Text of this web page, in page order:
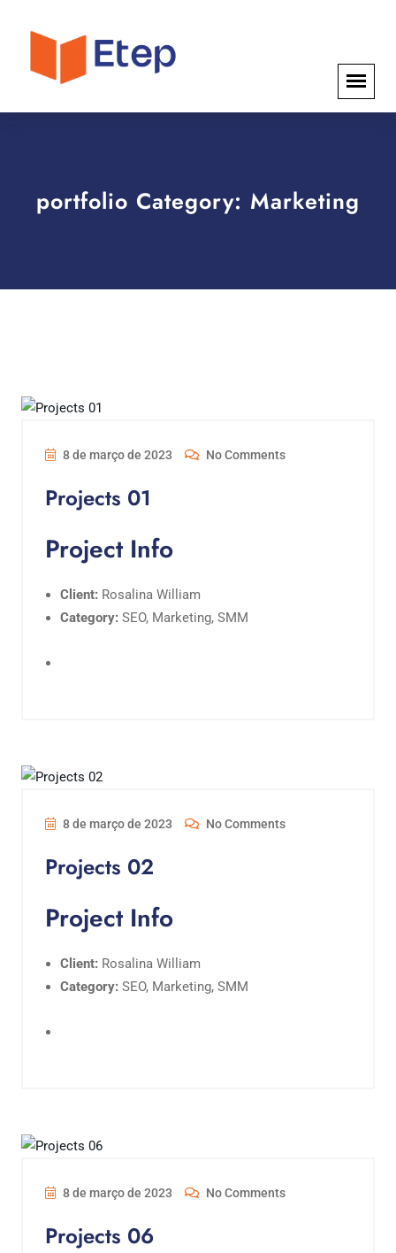
portfolio Category: Marketing
8 de março de 2023 No Comments
Projects 01
Project Info
Client: Rosalina William
Category: SEO, Marketing, SMM
8 de março de 2023 No Comments
Projects 02
Project Info
Client: Rosalina William
Category: SEO, Marketing, SMM
8 de março de 2023 No Comments
Projects 06